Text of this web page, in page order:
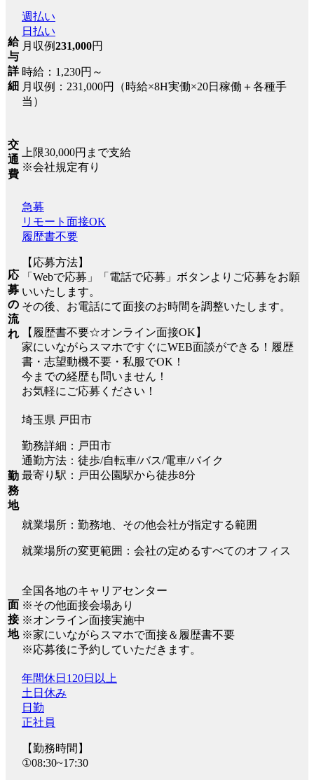
給
与
詳
細
週払い
日払い
月収例231,000円
時給：1,230円～
月収例：231,000円（時給×8H実働×20日稼働＋各種手
当）
交
通
費
上限30,000円まで支給
※会社規定有り
応
募
の
流
れ
急募
リモート面接OK
履歴書不要
【応募方法】
「Webで応募」「電話で応募」ボタンよりご応募をお願
いいたします。
その後、お電話にて面接のお時間を調整いたします。
【履歴書不要☆オンライン面接OK】
家にいながらスマホですぐにWEB面談ができる！履歴
書・志望動機不要・私服でOK！
今までの経歴も問いません！
お気軽にご応募ください！
勤
務
地
埼玉県 戸田市
勤務詳細：戸田市
通勤方法：徒歩/自転車/バス/電車/バイク
最寄り駅：戸田公園駅から徒歩8分
就業場所：勤務地、その他会社が指定する範囲
就業場所の変更範囲：会社の定めるすべてのオフィス
面
接
地
全国各地のキャリアセンター
※その他面接会場あり
※オンライン面接実施中
※家にいながらスマホで面接＆履歴書不要
※応募後に予約していただきます。
年間休日120日以上
土日休み
日勤
正社員
【勤務時間】
①08:30~17:30